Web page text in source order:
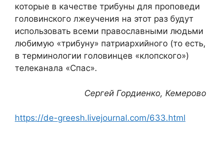
которые в качестве трибуны для проповеди
головинского лжеучения на этот раз будут
использовать всеми православными людьми
любимую «трибуну» патриархийного (то есть,
в терминологии головинцев «клопского»)
телеканала «Спас».
Сергей Гордиенко, Кемерово
https://de-greesh.livejournal.com/633.html